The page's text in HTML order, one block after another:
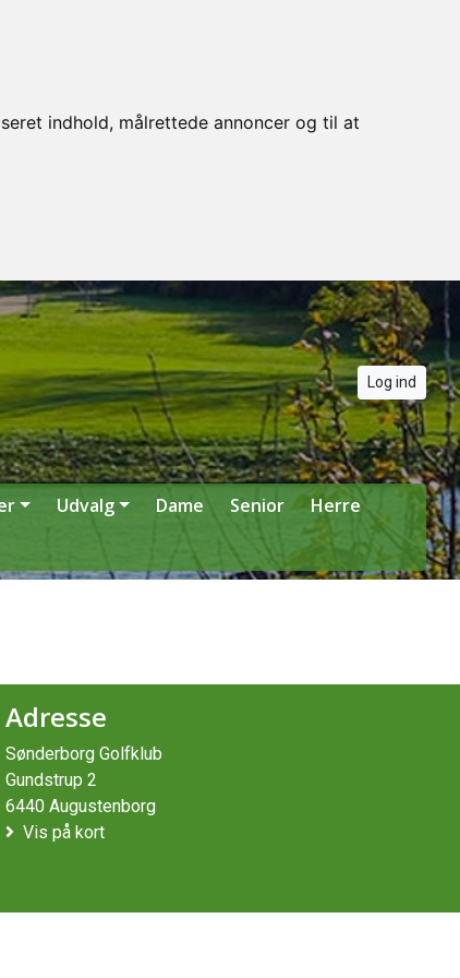
indhold, målrettede annoncer og til at
Log ind
Udvalg Dame Senior
Herre
Adresse
Sønderborg Golfklub
Gundstrup 2
6440 Augustenborg
Vis på kort